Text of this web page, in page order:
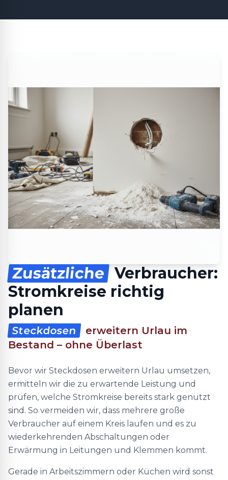
Zusätzliche Verbraucher:
Stromkreise richtig
planen
Steckdosen
erweitern Urlau im
Bestand – ohne Überlast
Bevor wir Steckdosen erweitern Urlau umsetzen,
ermitteln wir die zu erwartende Leistung und
prüfen, welche Stromkreise bereits stark genutzt
sind. So vermeiden wir, dass mehrere große
Verbraucher auf einem Kreis laufen und es zu
wiederkehrenden Abschaltungen oder
Erwärmung in Leitungen und Klemmen kommt.
Gerade in Arbeitszimmern oder Küchen wird sonst